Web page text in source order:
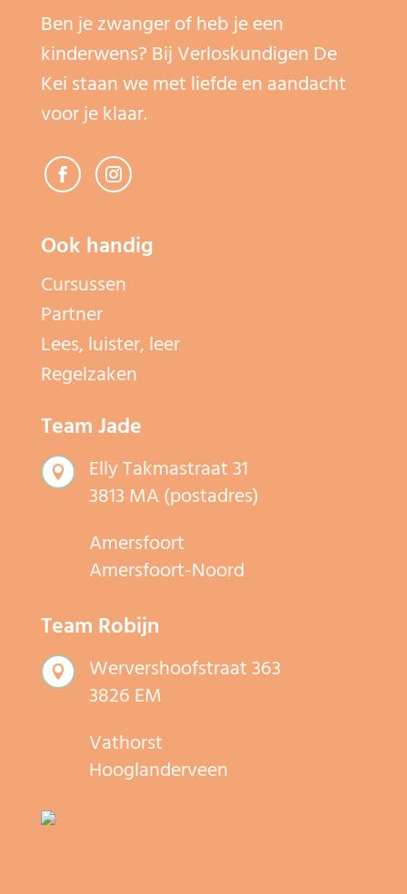
Ben je zwanger of heb je een
kinderwens? Bij Verloskundigen De
Kei staan we met liefde en aandacht
voor je klaar.
Ook handig
Cursussen
Partner
Lees, luister, leer
Regelzaken
Team Jade

Elly Takmastraat 31
3813 MA (postadres)
Amersfoort
Amersfoort-Noord
Team Robijn

Wervershoofstraat 363
3826 EM
Vathorst
Hooglanderveen